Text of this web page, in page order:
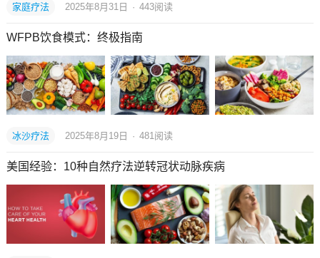
家庭疗法 2025年8月31日 · 443阅读
WFPB饮食模式：终极指南
冰沙疗法 2025年8月19日 · 481 阅读
美国经验：10种自然疗法逆转冠状动脉疾病